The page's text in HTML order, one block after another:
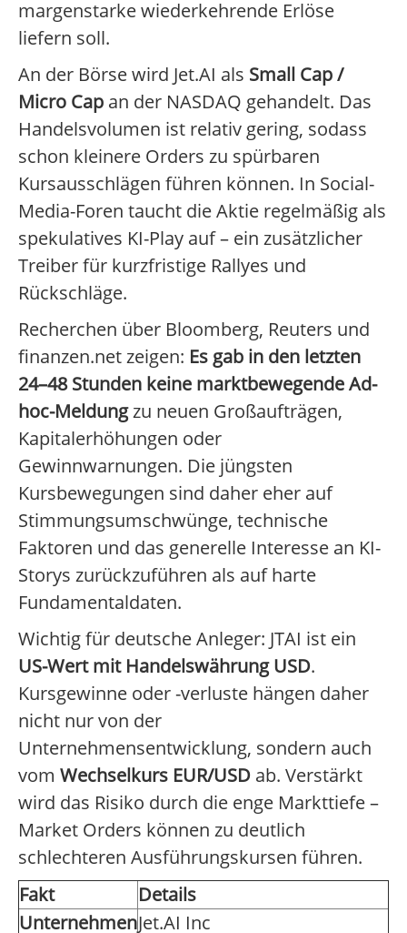
margenstarke wiederkehrende Erlöse
liefern soll.
An der Börse wird Jet.AI als Small Cap /
Micro Cap an der NASDAQ gehandelt. Das
Handelsvolumen ist relativ gering, sodass
schon kleinere Orders zu spürbaren
Kursausschlägen führen können. In Social-
Media-Foren taucht die Aktie regelmäßig als
spekulatives KI-Play auf – ein zusätzlicher
Treiber für kurzfristige Rallyes und
Rückschläge.
Recherchen über Bloomberg, Reuters und
finanzen.net zeigen: Es gab in den letzten
24–48 Stunden keine marktbewegende Ad-
hoc-Meldungzu neuen Großaufträgen,
Kapitalerhöhungen oder
Gewinnwarnungen. Die jüngsten
Kursbewegungen sind daher eher auf
Stimmungsumschwünge, technische
Faktoren und das generelle Interesse an KI-
Storys zurückzuführen als auf harte
Fundamentaldaten.
Wichtig für deutsche Anleger: JTAI ist ein
US-Wert mit Handelswährung USD.
Kursgewinne oder -verluste hängen daher
nicht nur von der
Unternehmensentwicklung, sondern auch
vom Wechselkurs EUR/USD ab. Verstärkt
wird das Risiko durch die enge Markttiefe –
Market Orders können zu deutlich
schlechteren Ausführungskursen führen.
Fakt
Details
UnternehmenJet.AI Inc